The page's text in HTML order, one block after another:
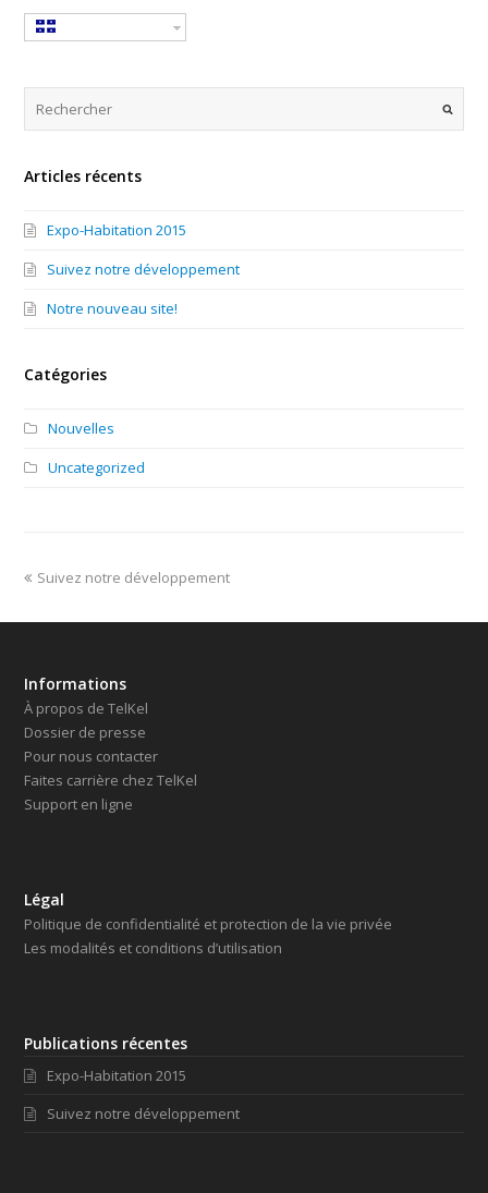
Articles récents
Expo-Habitation 2015
Suivez notre développement
Notre nouveau site!
Catégories
Nouvelles
Uncategorized
Suivez notre développement
Informations
À propos de TelKel
Dossier de presse
Pour nous contacter
Faites carrière chez TelKel
Support en ligne
Légal
Politique de confidentialité et protection de la vie privée
Les modalités et conditions d’utilisation
Publications récentes
Expo-Habitation 2015
Suivez notre développement